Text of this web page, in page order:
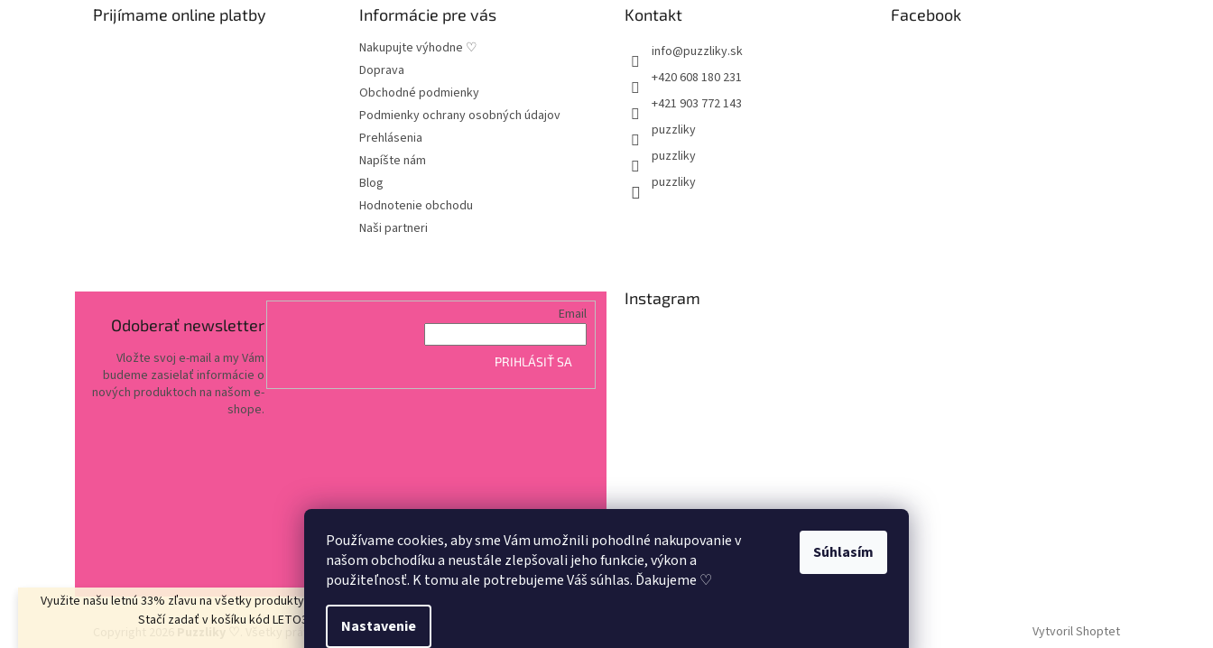
Používame cookies, aby sme Vám umožnili pohodlné nakupovanie v
našom obchodíku a neustále zlepšovali jeho funkcie, výkon a
použiteľnosť. K tomu ale potrebujeme Váš súhlas. Ďakujeme ♡
Nastavenie
Súhlasím
Využite našu letnú 33% zľavu na všetky produkty v kategórii LETO33.
Stačí zadať v košíku kód LETO33
Prijímame online platby Informácie pre vás
Nakupujte výhodne ♡
Doprava
Obchodné podmienky
Podmienky ochrany osobných údajov
Prehlásenia
Napíšte nám
Blog
Hodnotenie obchodu
Naši partneri
Kontakt
info@puzzliky.sk
+420 608 180 231
+421 903 772 143
puzzliky
puzzliky
puzzliky
Facebook
Odoberať newsletter
Vložte svoj e-mail a my Vám
budeme zasielať informácie o
nových produktoch na našom e-
shope.
Email
PRIHLÁSIŤ SA
Instagram
Sledovať na Instagrame
Vytvoril Shoptet
. Všetky práva vyhradené.Upraviť nastavenie cookies